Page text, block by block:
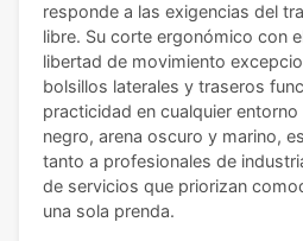
responde a las exigencias del
libre. Su corte ergonómico con
libertad de movimiento
bolsillos laterales y traseros
practicidad en cualquier
negro, arena oscuro y marino,
tanto a profesionales de
de servicios que priorizan
una sola prenda.